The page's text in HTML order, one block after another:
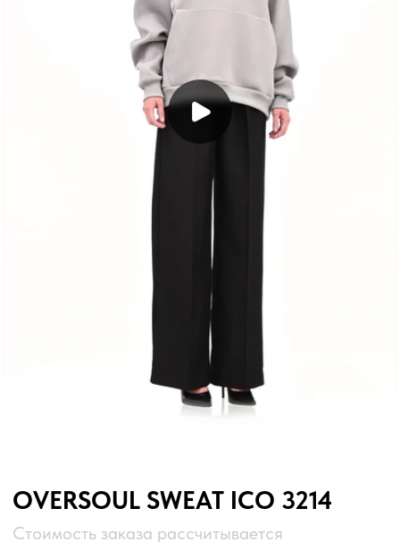
OVERSOUL SWEAT ICO 3214
Стоимость заказа рассчитывается
индивидуально. Для этого заполните форму
: Софт Плюш / Soft Plush / 210
Хлопок Селектив / Selective Cotton / 220
Тактичный плюш и натуральный хлопок
формируют уютное и надёжное сочетание.
Серый тон делает материал спокойным и
сбалансированным. Основа, которая дарит